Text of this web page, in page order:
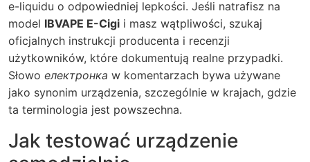
e-liquidu o odpowiedniej lepkości. Jeśli natrafisz na
model IBVAPE E-Cigi i masz wątpliwości, szukaj
oficjalnych instrukcji producenta i recenzji
użytkowników, które dokumentują realne przypadki.
Słowo електронка w komentarzach bywa używane
jako synonim urządzenia, szczególnie w krajach, gdzie
ta terminologia jest powszechna.
Jak testować urządzenie